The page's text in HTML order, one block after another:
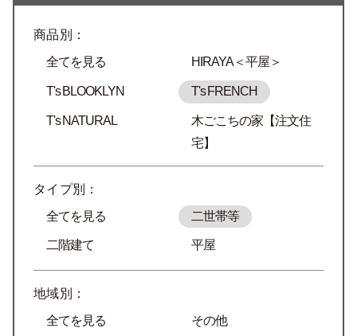
商品別：
全てを見る
HIRAYA＜平屋＞
T's BLOOKLYN T's FRENCH
T's NATURAL
木ごこちの家【注文住
宅】
タイプ別：
全てを見る
二世帯等
二階建て 平屋
地域別：
全てを見る
その他